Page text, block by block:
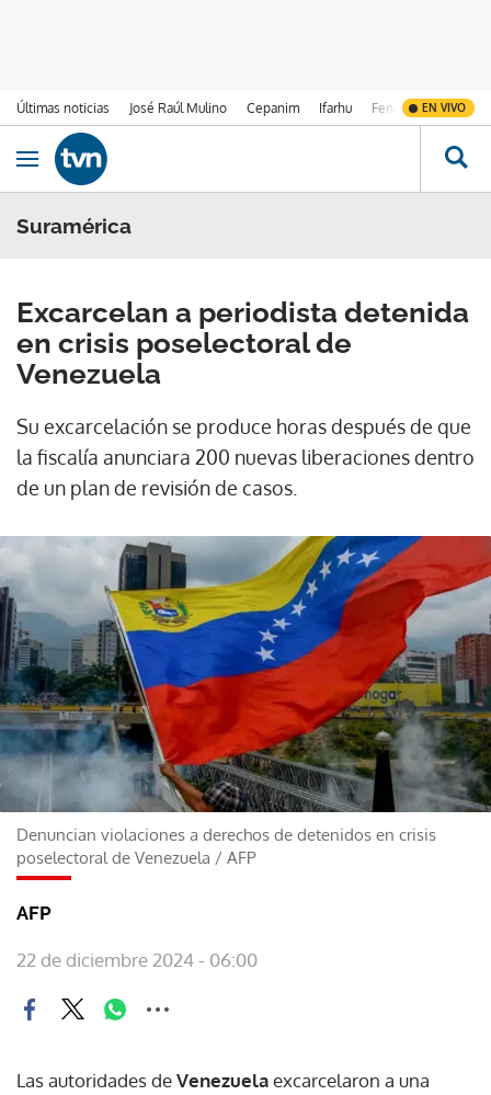
Últimas noticias José Raúl Mulino Cepanim Ifarhu Fenómeno de El
EN VIVO
Ir al contenido
Obrir navegació
Suramérica
Excarcelan a periodista detenida
en crisis poselectoral de
Venezuela
Su excarcelación se produce horas después de que
la fiscalía anunciara 200 nuevas liberaciones dentro
de un plan de revisión de casos.
Denuncian violaciones a derechos de detenidos en crisis
poselectoral de Venezuela / AFP
AFP
22 de diciembre 2024 - 06:00
Las autoridades deVenezuelaexcarcelaron a una